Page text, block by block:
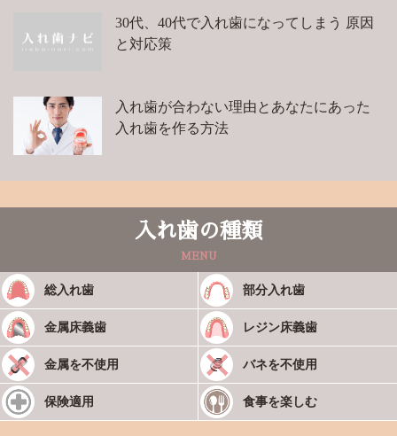
30代、40代で入れ歯になってしまう 原因
と対応策
入れ歯が合わない理由とあなたにあった
入れ歯を作る方法
入れ歯の種類
MENU
総入れ歯 部分入れ歯
金属床義歯 レジン床義歯
金属を不使用 バネを不使用
保険適用 食事を楽しむ